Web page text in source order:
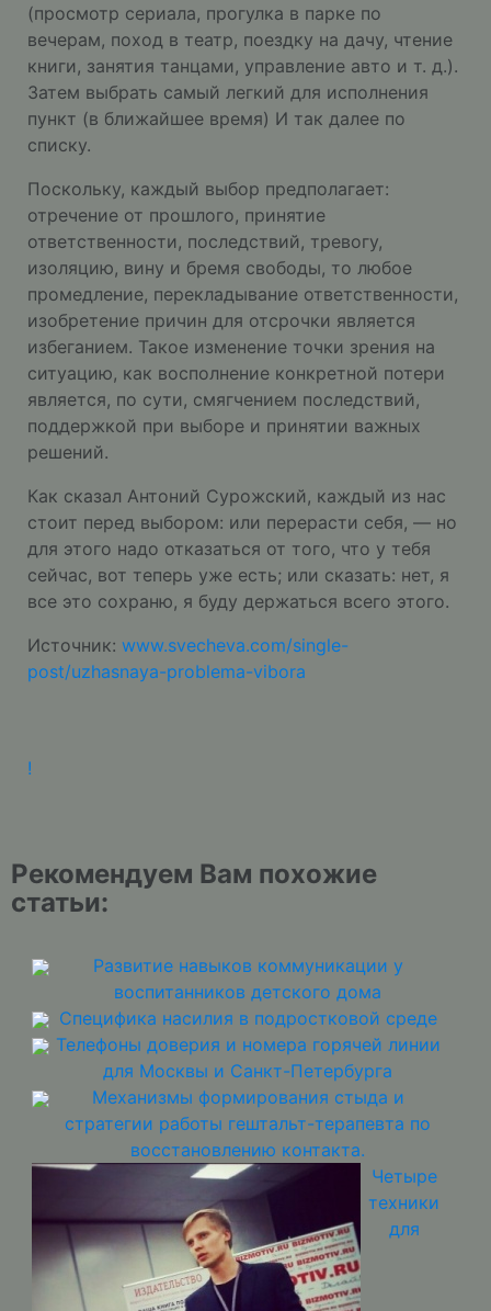
(просмотр сериала, прогулка в парке по
вечерам, поход в театр, поездку на дачу, чтение
книги, занятия танцами, управление авто и т. д.).
Затем выбрать самый легкий для исполнения
пункт (в ближайшее время) И так далее по
списку.
Поскольку, каждый выбор предполагает:
отречение от прошлого, принятие
ответственности, последствий, тревогу,
изоляцию, вину и бремя свободы, то любое
промедление, перекладывание ответственности,
изобретение причин для отсрочки является
избеганием. Такое изменение точки зрения на
ситуацию, как восполнение конкретной потери
является, по сути, смягчением последствий,
поддержкой при выборе и принятии важных
решений.
Как сказал Антоний Сурожский, каждый из нас
стоит перед выбором: или перерасти себя, — но
для этого надо отказаться от того, что у тебя
сейчас, вот теперь уже есть; или сказать: нет, я
все это сохраню, я буду держаться всего этого.
Источник: www.svecheva.com/single-
post/uzhasnaya-problema-vibora
!
Рекомендуем Вам похожие
статьи:
Развитие навыков коммуникации у
воспитанников детского дома
Специфика насилия в подростковой среде
Телефоны доверия и номера горячей линии
для Москвы и Санкт-Петербурга
Механизмы формирования стыда и
стратегии работы гештальт-терапевта по
восстановлению контакта.
Четыре
техники
для